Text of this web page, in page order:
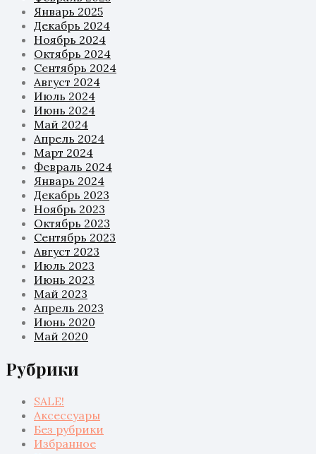
Январь 2025
Декабрь 2024
Ноябрь 2024
Октябрь 2024
Сентябрь 2024
Август 2024
Июль 2024
Июнь 2024
Май 2024
Апрель 2024
Март 2024
Февраль 2024
Январь 2024
Декабрь 2023
Ноябрь 2023
Октябрь 2023
Сентябрь 2023
Август 2023
Июль 2023
Июнь 2023
Май 2023
Апрель 2023
Июнь 2020
Май 2020
Рубрики
SALE!
Аксессуары
Без рубрики
Избранное